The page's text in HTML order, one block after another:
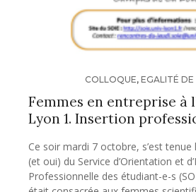
COLLOQUE, EGALITÉ DE
Femmes en entreprise à
Lyon 1. Insertion
Ce soir mardi 7 octobre, s’est
(et oui) du Service d’Orientation et
Professionnelle des étudiant-e-s